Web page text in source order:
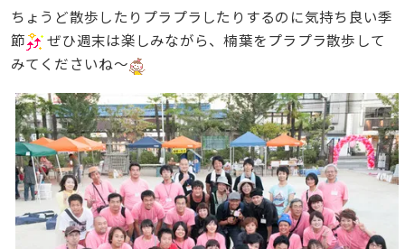
ちょうど散歩したりプラプラしたりするのに気持ち良い季
節
ぜひ週末は楽しみながら、楠葉をプラプラ散歩して
みてくださいね〜